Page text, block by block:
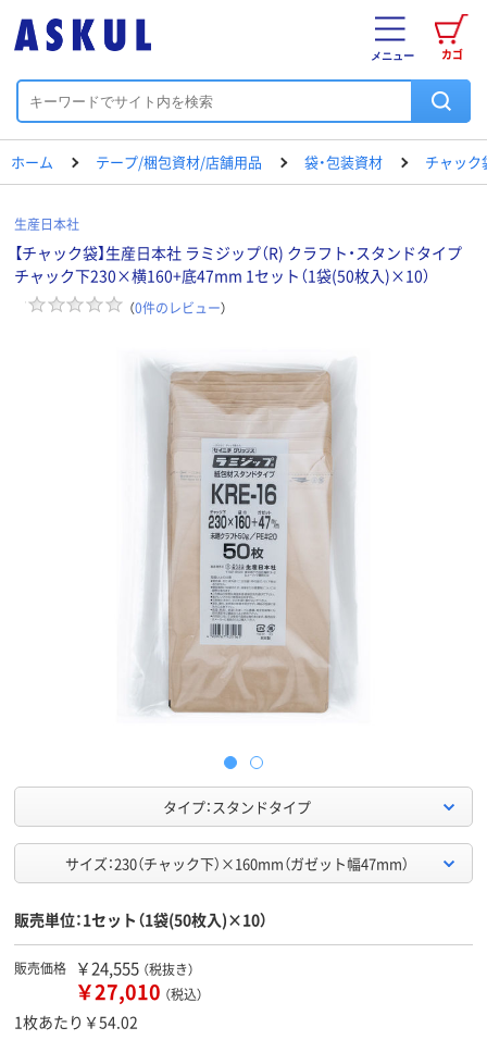
カゴ
メニュー
ホーム テープ/梱包資材/店舗用品 袋・包装資材 チャック
生産日本社
【チャック袋】生産日本社 ラミジップ（R) クラフト・スタンドタイプ
チャック下230×横160+底47mm 1セット（1袋(50枚入)×10）
（0件のレビュー）
タイプ：スタンドタイプ
サイズ：230（チャック下）×160mm（ガゼット幅47mm）
販売単位：1セット（1袋(50枚入)×10）
販売価格 ￥24,555 （税抜き）
￥27,010 （税込）
1枚あたり￥54.02